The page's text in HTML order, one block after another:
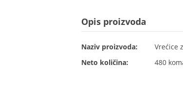
Opis proizvoda
Naziv proizvoda:
Vrećice
Neto količina:
480